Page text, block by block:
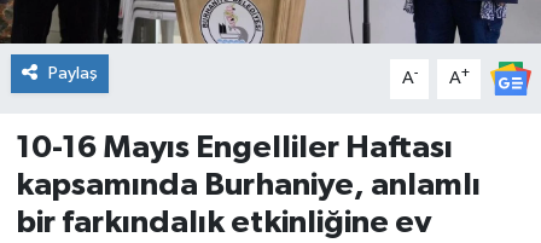
Paylaş A- A+
10-16 Mayıs Engelliler Haftası
kapsamında Burhaniye, anlamlı
bir farkındalık etkinliğine ev
Erdek
Gömeç
Gönen
Havran